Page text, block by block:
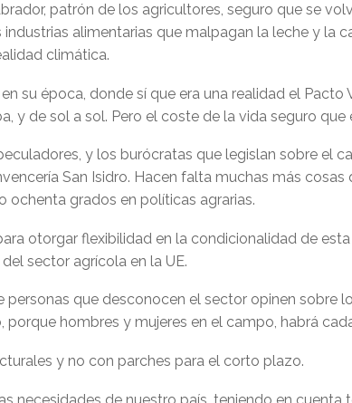
patrón de los agricultores, seguro que se
alimentarias que malpagan la leche y la
climática.
su época, donde sí que era una realidad el
y de sol a sol. Pero el coste de la vida seguro
y los burócratas que legislan sobre el
San Isidro. Hacen falta muchas más
ochenta grados en políticas agrarias.
otorgar flexibilidad en la condicionalidad de
sector agrícola en la UE.
que desconocen el sector opinen sobre
hombres y mujeres en el campo, habrá
y no con parches para el corto plazo.
necesidades de nuestro país, teniendo en